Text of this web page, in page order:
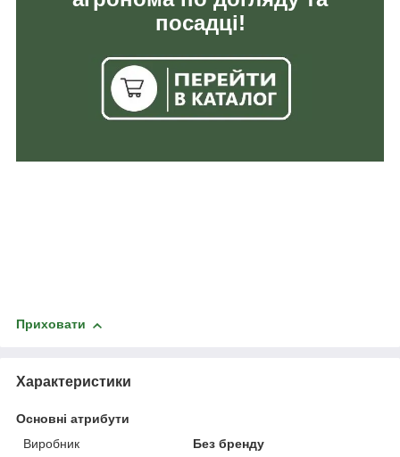
посадці!
Приховати
Характеристики
Основні атрибути
Виробник
Без бренду